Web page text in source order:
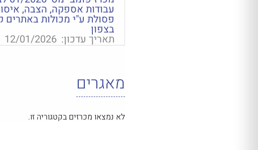
עבודות אספקה, הצבה,
פסולת ע"י מכולות באתרים
בצפון
תאריך עדכון: 12/01/2026
מאגרים
לא נמצאו מכרזים בקטגוריה זו.